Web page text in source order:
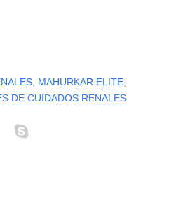
, MAHURKAR ELITE,
DE CUIDADOS RENALES